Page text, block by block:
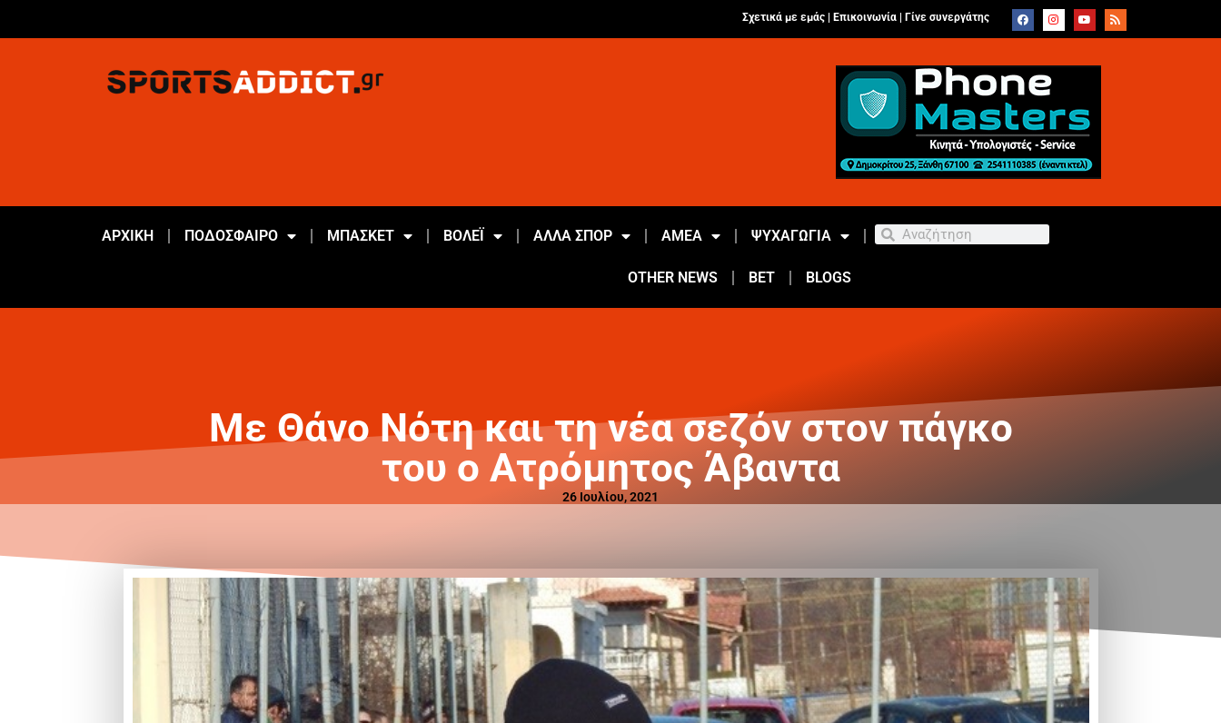
Σχετικά με εμάς | Επικοινωνία Γίνε συνεργάτης
ΑΡΧΙΚΗ ΠΟΔΟΣΦΑΙΡΟ ΜΠΑΣΚΕΤ ΒΟΛΕΪ ΑΛΛΑ ΣΠΟΡ ΑΜΕΑ ΨΥΧΑΓΩΓΙΑ
OTHER NEWS BET BLOGS
Με Θάνο Νότη και τη νέα σεζόν στον πάγκο
του ο Ατρόμητος Άβαντα
26 Ιουλίου, 2021